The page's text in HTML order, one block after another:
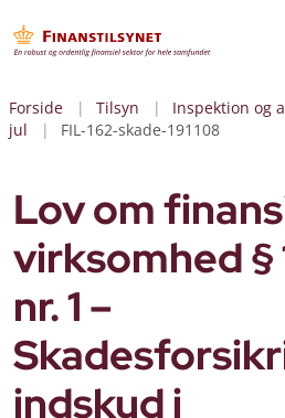
Forside Tilsyn Inspektion og
jul
FIL-162-skade-191108
Lov om
virksomhed §
nr. 1 –
indskud i